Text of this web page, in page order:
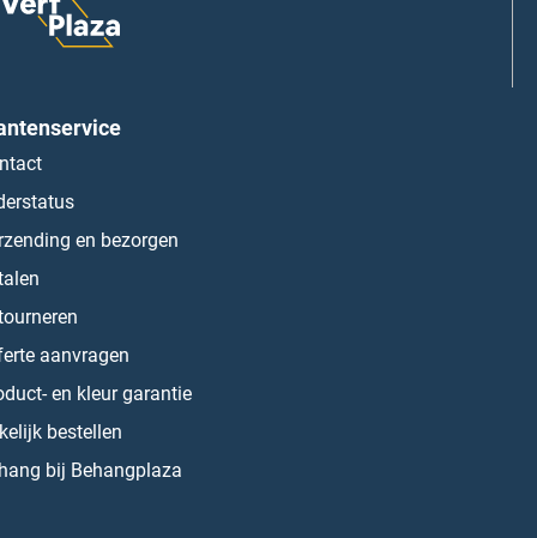
en bezorgen
aanvragen
en kleur garantie
bestellen
bij Behangplaza